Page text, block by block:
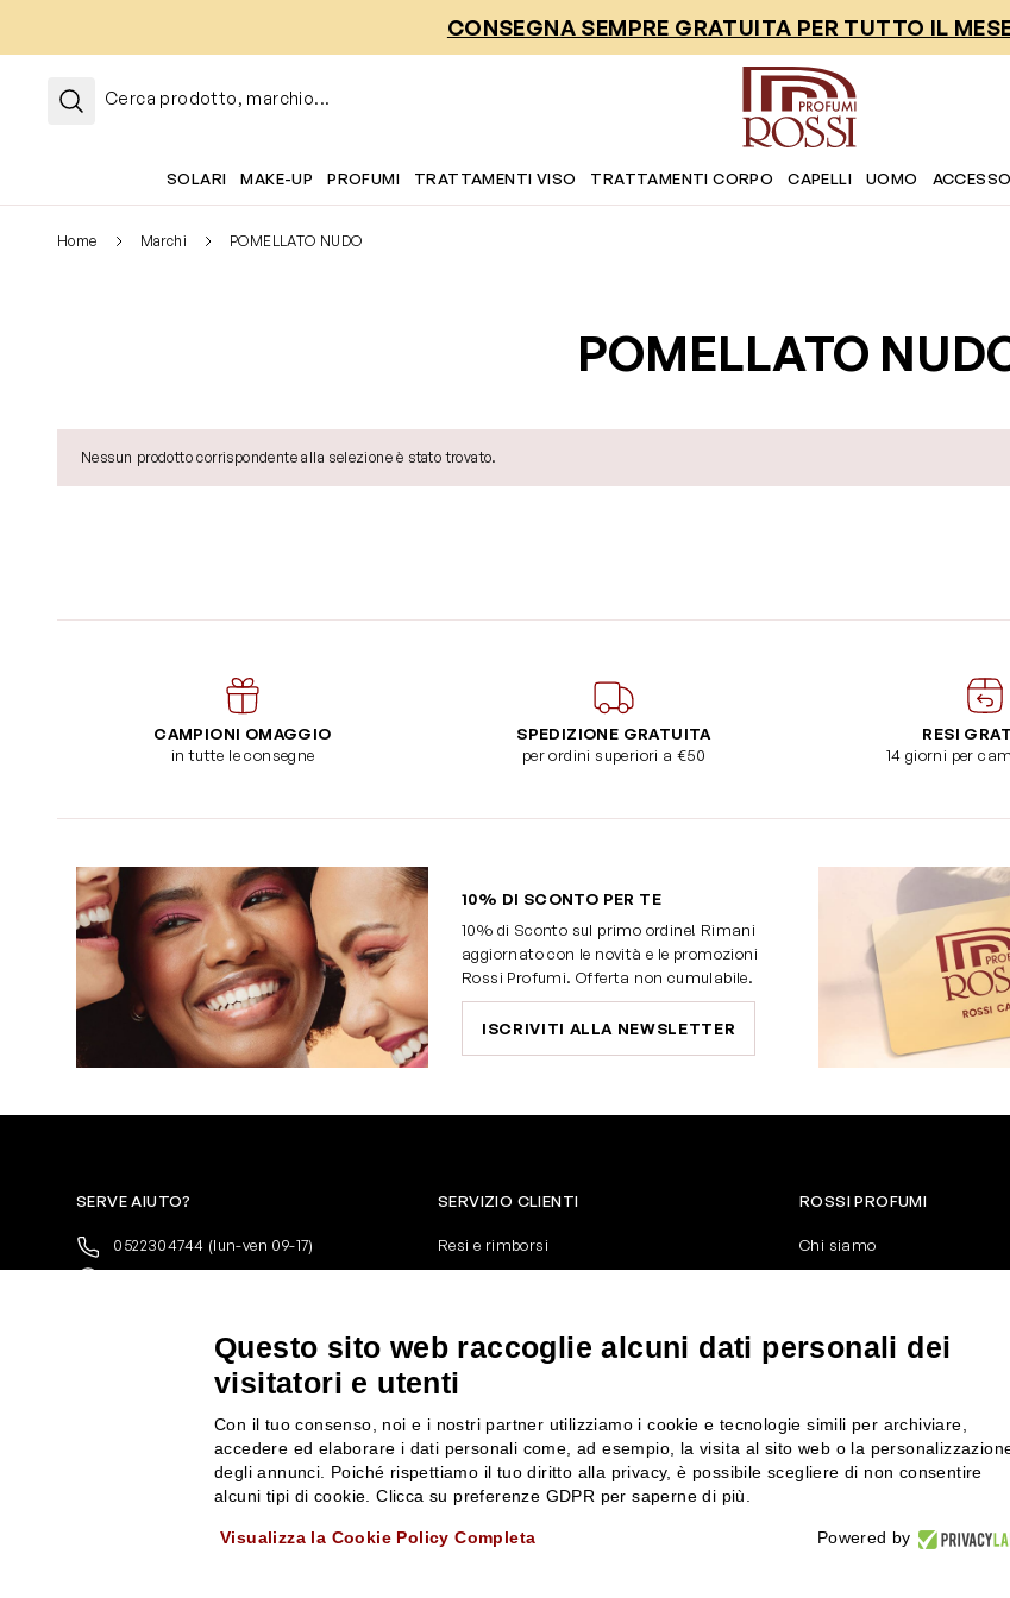
CONSEGNA SEMPRE GRATUITA PER TUTTO IL
Cerca prodotto, marchio...
SOLARI MAKE-UP PROFUMI TRATTAMENTI VISO TRATTAMENTI CORPO CAPELLI UOMO
Home Marchi POMELLATO NUDO
POMELLATO
Nessun prodotto corrispondente alla selezione è stato trovato.
CAMPIONI OMAGGIO
in tutte le consegne
SPEDIZIONE GRATUITA
per ordini superiori a €50
RESI
14 giorni per
10% DI SCONTO PER TE
10% di Sconto sul primo ordine! Rimani
aggiornato con le novità e le promozioni
Rossi Profumi. Offerta non cumulabile.
ISCRIVITI ALLA NEWSLETTER
SERVE AIUTO?
0522304744 (lun-ven 09-17)
+39 3346440838
SERVIZIO CLIENTI
Resi e rimborsi
Pagamenti
Condizioni generali di vendita
Privacy Policy
Cookies
ROSSI PROFUMI
Chi siamo
Contattaci
Attiva la Rossi Card
Lavora con noi
Segnalazione
10% di Sconto sul primo ordine! *
Iscriviti alla newsletter e rimani
aggiornato con le novità e le promozioni
Rossi Profumi.
*Il Buono non si applica su Articoli in
Promozione
Questo sito web raccoglie alcuni dati personali dei
visitatori e utenti
Con il tuo consenso, noi e i nostri partner utilizziamo i cookie e tecnologie simili per archiviare,
accedere ed elaborare i dati personali come, ad esempio, la visita al sito web o la
degli annunci. Poiché rispettiamo il tuo diritto alla privacy, è possibile scegliere di non consentire
alcuni tipi di cookie. Clicca su preferenze GDPR per saperne di più.
Visualizza la Cookie Policy Completa Powered by